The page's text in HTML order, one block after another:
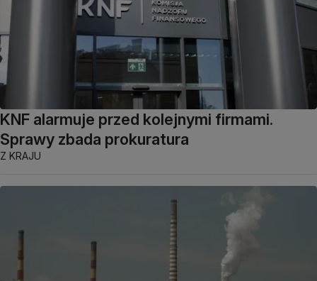
KNF alarmuje przed kolejnymi firmami.
Sprawy zbada prokuratura
Z KRAJU